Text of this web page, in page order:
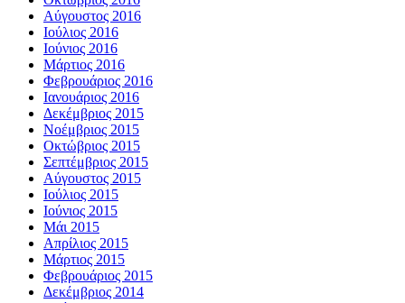
Αύγουστος 2016
Ιούλιος 2016
Ιούνιος 2016
Μάρτιος 2016
Φεβρουάριος 2016
Ιανουάριος 2016
Δεκέμβριος 2015
Νοέμβριος 2015
Οκτώβριος 2015
Σεπτέμβριος 2015
Αύγουστος 2015
Ιούλιος 2015
Ιούνιος 2015
Μάι 2015
Απρίλιος 2015
Μάρτιος 2015
Φεβρουάριος 2015
Δεκέμβριος 2014